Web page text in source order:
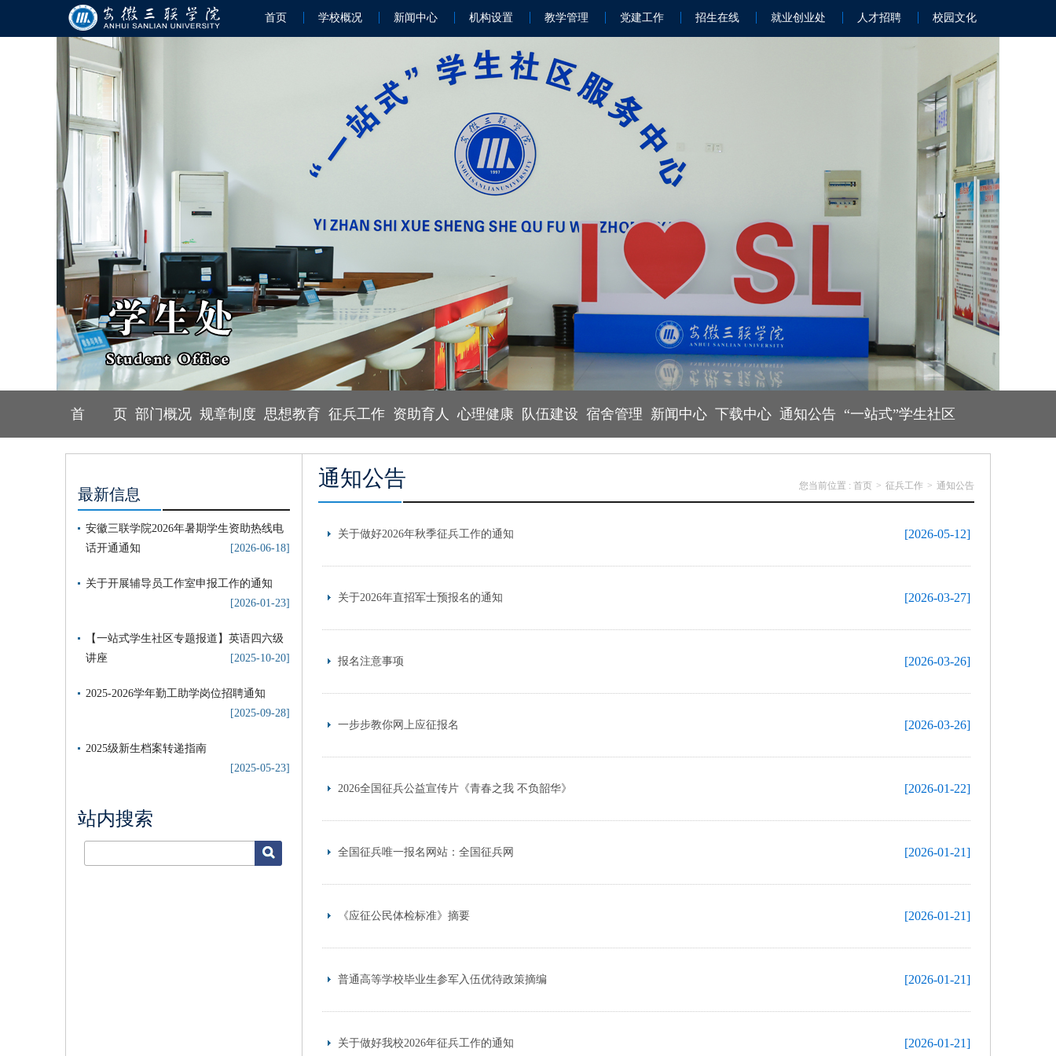
首页 学校概况 新闻中心 机构设置 教学管理 党建工作 招生在线 就业创业处 人才招聘 校园文化
首 页 部门概况 规章制度 思想教育 征兵工作 资助育人 心理健康 队伍建设 宿舍管理 新闻中心 下载中心 通知公告 “一站式”学生社区
最新信息
安徽三联学院2026年暑期学生资助热线电
话开通通知
[2026-06-18]
关于开展辅导员工作室申报工作的通知
[2026-01-23]
【一站式学生社区专题报道】英语四六级
讲座
[2025-10-20]
2025-2026学年勤工助学岗位招聘通知
[2025-09-28]
2025级新生档案转递指南
[2025-05-23]
站内搜索
您当前位置 : 首页 > 征兵工作 > 通知公告
通知公告
[2026-05-12]
关于做好2026年秋季征兵工作的通知
[2026-03-27]
关于2026年直招军士预报名的通知
[2026-03-26]
报名注意事项
[2026-03-26]
一步步教你网上应征报名
[2026-01-22]
2026全国征兵公益宣传片《青春之我 不负韶华》
[2026-01-21]
全国征兵唯一报名网站：全国征兵网
[2026-01-21]
《应征公民体检标准》摘要
[2026-01-21]
普通高等学校毕业生参军入伍优待政策摘编
[2026-01-21]
关于做好我校2026年征兵工作的通知